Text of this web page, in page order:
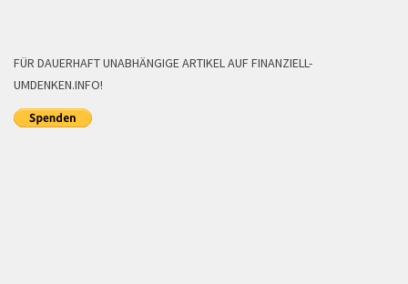
FÜR DAUERHAFT UNABHÄNGIGE ARTIKEL AUF FINANZIELL-
UMDENKEN.INFO!